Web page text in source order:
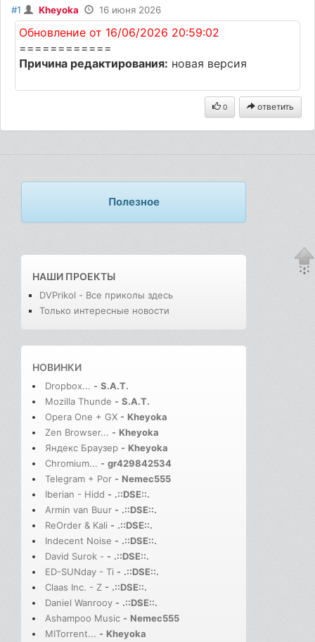
#1 Kheyoka 16 июня 2026
Обновление от 16/06/2026 20:59:02
============
Причина редактирования: новая версия
0 ответить
Полезное
НАШИ ПРОЕКТЫ
DVPrikol - Все приколы здесь
Только интересные новости
НОВИНКИ
Dropbox... - S.A.T.
Mozilla Thunde - S.A.T.
Opera One + GX - Kheyoka
Zen Browser... - Kheyoka
Яндекс Браузер - Kheyoka
Chromium... - gr429842534
Telegram + Por - Nemec555
Iberian - Hidd - .::DSE::.
Armin van Buur - .::DSE::.
ReOrder & Kali - .::DSE::.
Indecent Noise - .::DSE::.
David Surok - - .::DSE::.
ED-SUNday - Ti - .::DSE::.
Claas Inc. - Z - .::DSE::.
Daniel Wanrooy - .::DSE::.
Ashampoo Music - Nemec555
MITorrent... - Kheyoka